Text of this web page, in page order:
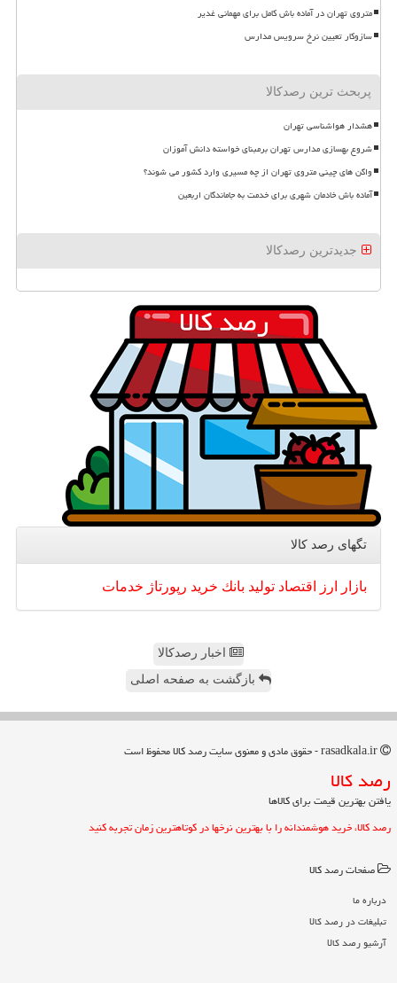
متروی تهران در آماده باش کامل برای مهمانی غدیر
سازوکار تعیین نرخ سرویس مدارس
پربحث ترین رصدکالا
هشدار هواشناسی تهران
شروع بهسازی مدارس تهران برمبنای خواسته دانش آموزان
واگن های چینی متروی تهران از چه مسیری وارد کشور می شوند؟
آماده باش خادمان شهری برای خدمت به جاماندگان اربعین
جدیدترین رصدکالا
تگهای رصد كالا
بازار ارز اقتصاد تولید بانك خرید رپورتاژ خدمات
اخبار رصدکالا
بازگشت به صفحه اصلی
رصد كالا
یافتن بهترین قیمت برای کالاها
رصد کالا، خرید هوشمندانه را با بهترین نرخها در کوتاهترین زمان تجربه کنید
صفحات رصد كالا
درباره ما
تبلیغات در رصد كالا
آرشیو رصد كالا